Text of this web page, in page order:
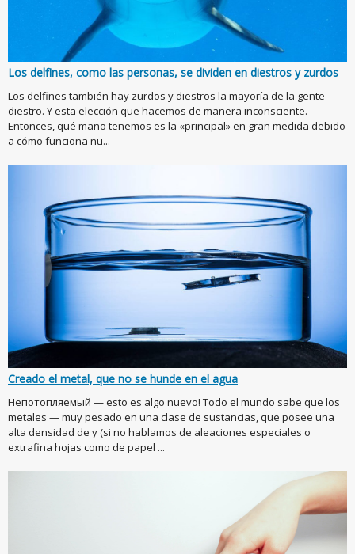
Los delfines, como las personas, se dividen en diestros y zurdos
Los delfines también hay zurdos y diestros la mayoría de la gente —
diestro. Y esta elección que hacemos de manera inconsciente.
Entonces, qué mano tenemos es la «principal» en gran medida debido
a cómo funciona nu...
Creado el metal, que no se hunde en el agua
Непотопляемый — esto es algo nuevo! Todo el mundo sabe que los
metales — muy pesado en una clase de sustancias, que posee una
alta densidad de y (si no hablamos de aleaciones especiales o
extrafina hojas como de papel ...